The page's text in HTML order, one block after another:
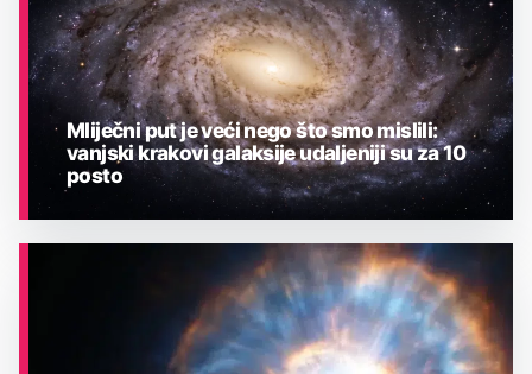
Mliječni put je veći nego što smo mislili:
vanjski krakovi galaksije udaljeniji su za 10
posto